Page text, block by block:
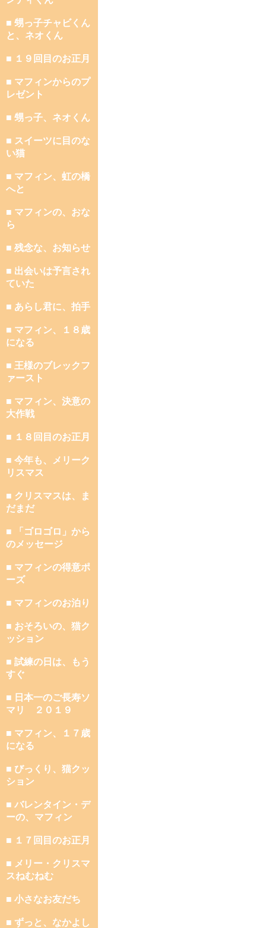
■ 甥っ子チャビくん
と、ネオくん
■ １９回目のお正月
■ マフィンからのプ
レゼント
■ 甥っ子、ネオくん
■ スイーツに目のな
い猫
■ マフィン、虹の橋
へと
■ マフィンの、おな
ら
■ 残念な、お知らせ
■ 出会いは予言され
ていた
■ あらし君に、拍手
■ マフィン、１８歳
になる
■ 王様のブレックフ
ァースト
■ マフィン、決意の
大作戦
■ １８回目のお正月
■ 今年も、メリーク
リスマス
■ クリスマスは、ま
だまだ
■ 「ゴロゴロ」から
のメッセージ
■ マフィンの得意ポ
ーズ
■ マフィンのお泊り
■ おそろいの、猫ク
ッション
■ 試練の日は、もう
すぐ
■ 日本一のご長寿ソ
マリ ２０１９
■ マフィン、１７歳
になる
■ びっくり、猫クッ
ション
■ バレンタイン・デ
ーの、マフィン
■ １７回目のお正月
■ メリー・クリスマ
スねむねむ
■ 小さなお友だち
■ ずっと、なかよし